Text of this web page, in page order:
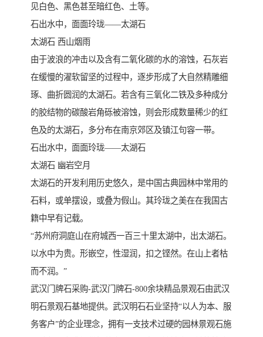
见白色、黑色甚至暗红色、土等。
石出水中，面面玲珑——太湖石
太湖石 西山烟雨
由于波浪的冲击以及含有二氧化碳的水的溶蚀，石灰岩
在缓慢的濯软留坚的过程中，逐步形成了大自然精雕细
琢、曲折圆润的太湖石。若含有三氧化二铁及多种成分
的胶结物的碳酸岩角砾被溶蚀，则会形成数量稀少的红
色及的太湖石，多分布在南京郊区及镇江句容一带。
石出水中，面面玲珑——太湖石
太湖石 幽岩空月
太湖石的开发利用历史悠久，是中国古典园林中常用的
石料，或单摆设，或叠为假山。其玲珑之美在在我国古
籍中早有记载。
“苏州府洞庭山在府城西一百三十里太湖中，出太湖石。
以水中为贵。形嵌空，性湿润，扣之铿然。在山上者枯
而不润。”
武汉门牌石采购-武汉门牌石-800余块精品景观石由武汉
明石景观石基地提供。武汉明石石业坚持“以人为本、服
务客户”的企业理念，拥有一支技术过硬的园林景观石施